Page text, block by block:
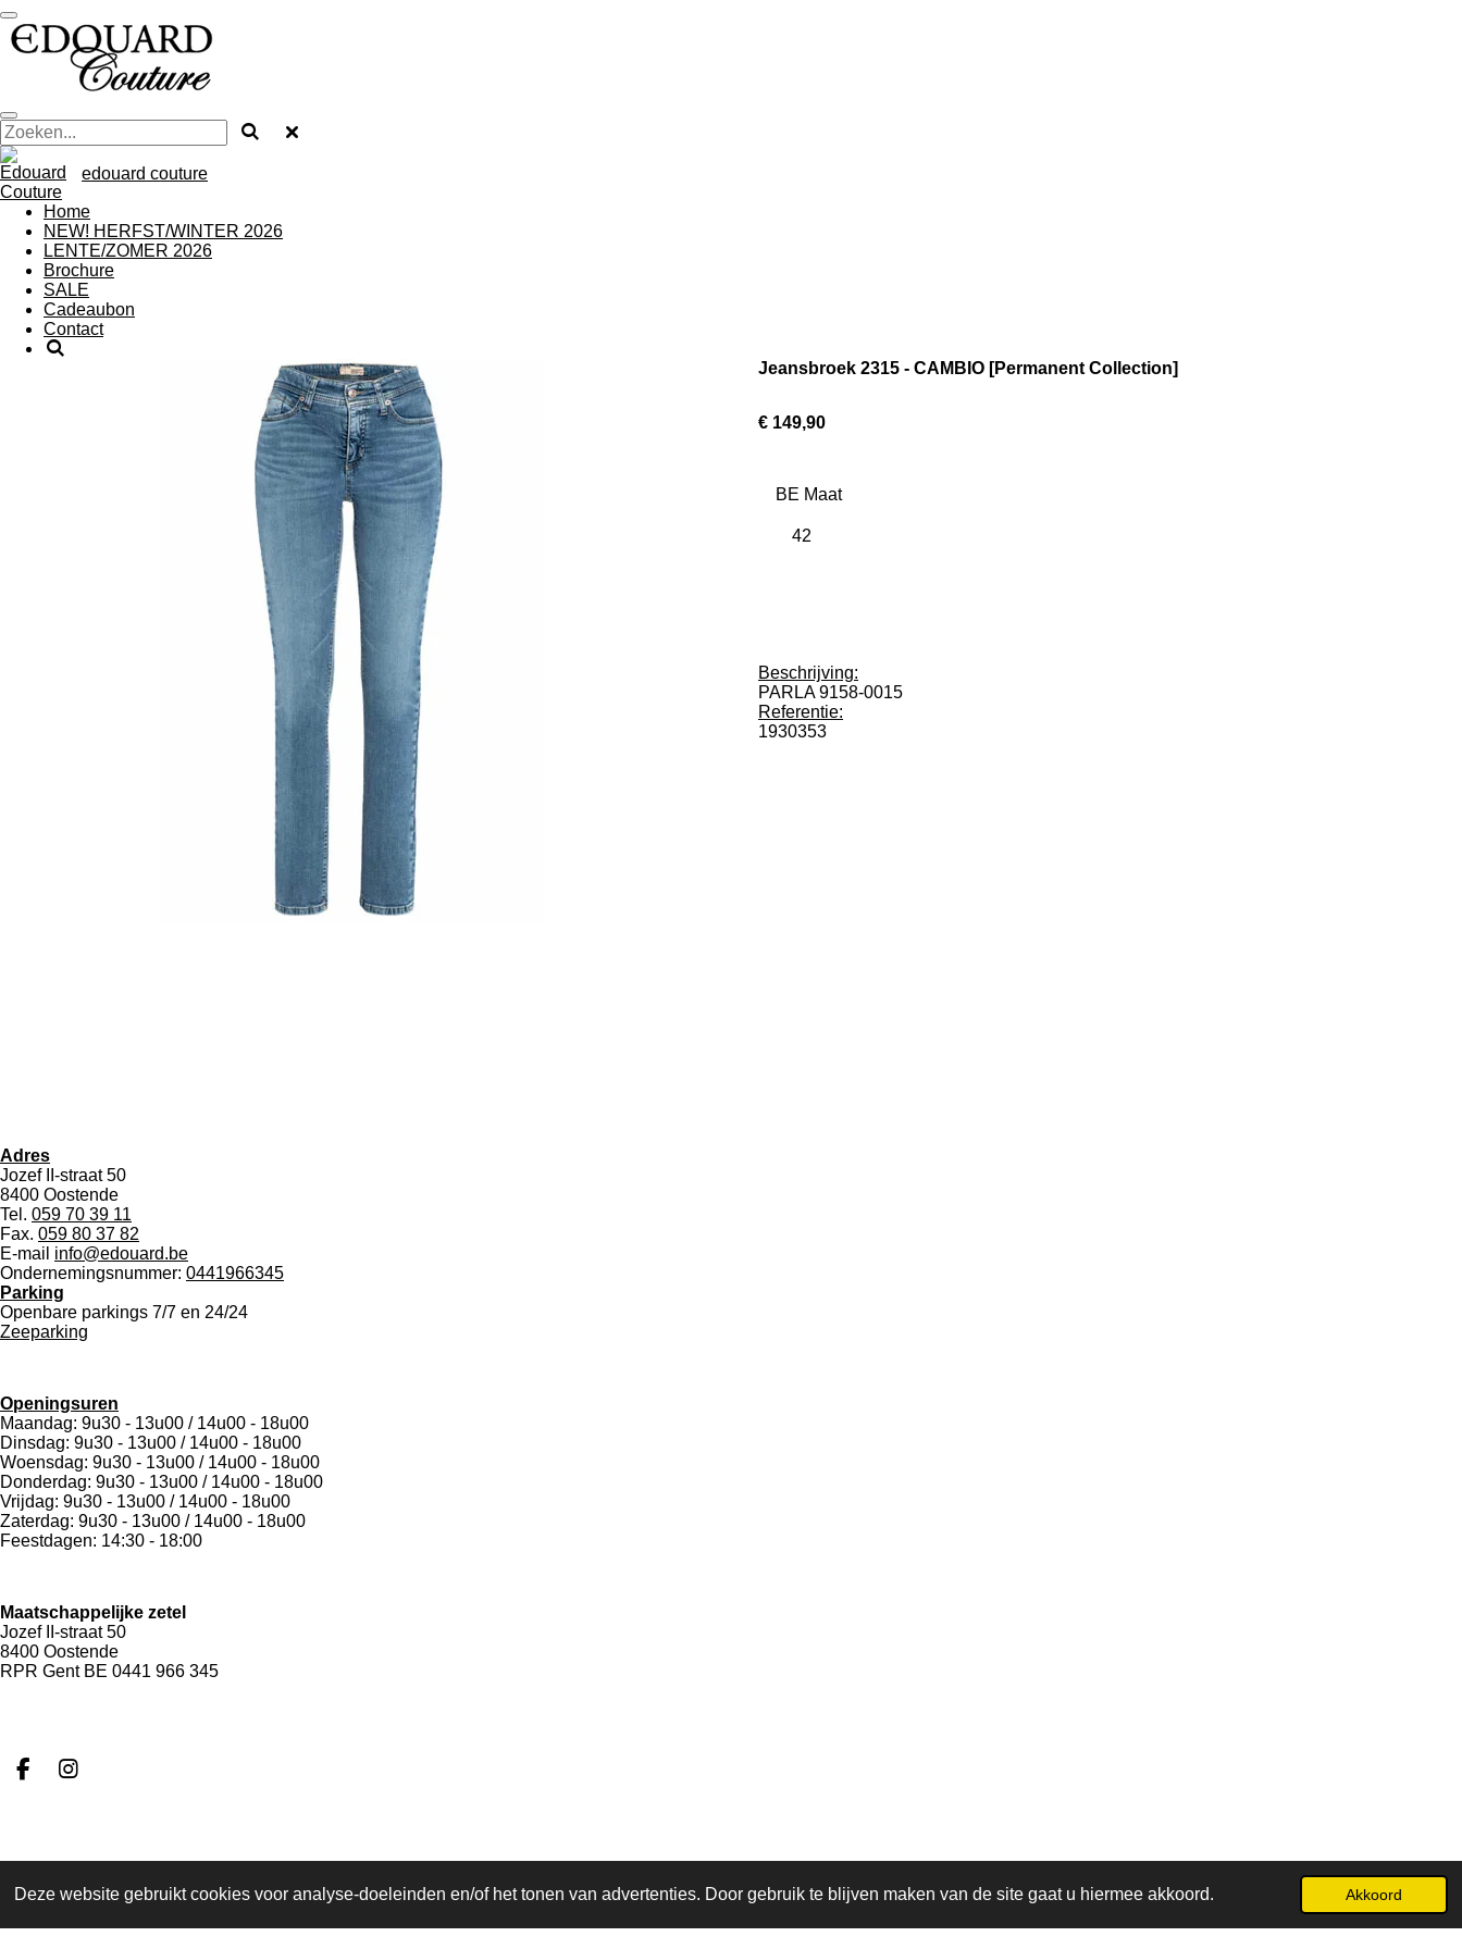
Deze website gebruikt cookies voor analyse-doeleinden en/of het tonen van advertenties. Door gebruik te blijven maken van de site gaat u hiermee akkoord. Akkoord
Ga
direct
naar
hoofdinhoud
edouard couture
Home
NEW! HERFST/WINTER 2026
LENTE/ZOMER 2026
Brochure
SALE
Cadeaubon
Contact
Jeansbroek 2315 - CAMBIO [Permanent Collection]
€ 149,90
BE Maat
Beschrijving:
PARLA 9158-0015
Referentie:
1930353
Adres
Jozef II-straat 50
8400 Oostende
Tel. 059 70 39 11
Fax. 059 80 37 82
E-mail info@edouard.be
Ondernemingsnummer: 0441966345
Parking
Openbare parkings 7/7 en 24/24
Zeeparking
Openingsuren
Maandag: 9u30 - 13u00 / 14u00 - 18u00
Dinsdag: 9u30 - 13u00 / 14u00 - 18u00
Woensdag: 9u30 - 13u00 / 14u00 - 18u00
Donderdag: 9u30 - 13u00 / 14u00 - 18u00
Vrijdag: 9u30 - 13u00 / 14u00 - 18u00
Zaterdag: 9u30 - 13u00 / 14u00 - 18u00
Feestdagen: 14:30 - 18:00
Maatschappelijke zetel
Jozef II-straat 50
8400 Oostende
RPR Gent BE 0441 966 345
F
b
o
I
a
r